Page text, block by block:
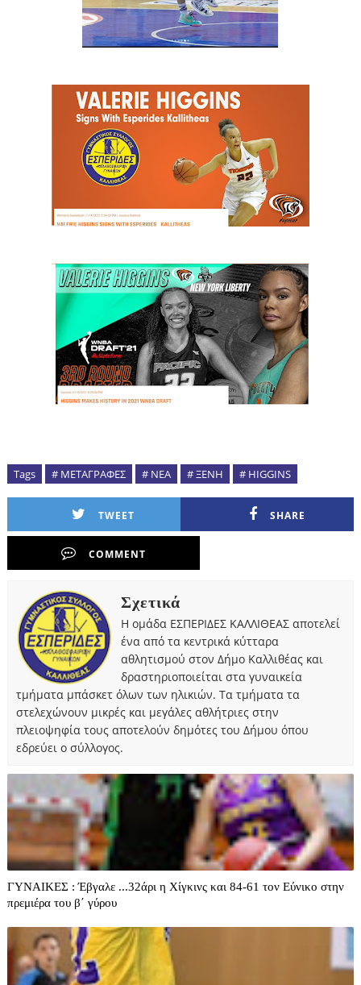
Tags # ΜΕΤΑΓΡΑΦΕΣ # ΝΕΑ # ΞΕΝΗ # HIGGINS
TWEET SHARE
COMMENT
Σχετικά
Η ομάδα ΕΣΠΕΡΙΔΕΣ ΚΑΛΛΙΘΕΑΣ αποτελεί
ένα από τα κεντρικά κύτταρα
αθλητισμού στον Δήμο Καλλιθέας και
δραστηριοποιείται στα γυναικεία
τμήματα μπάσκετ όλων των ηλικιών. Τα τμήματα τα
στελεχώνουν μικρές και μεγάλες αθλήτριες στην
πλειοψηφία τους αποτελούν δημότες του Δήμου όπου
εδρεύει ο σύλλογος.
ΓΥΝΑΙΚΕΣ : Έβγαλε ...32άρι η Χίγκινς και 84-61 τον Εύνικο στην
πρεμιέρα του β΄ γύρου